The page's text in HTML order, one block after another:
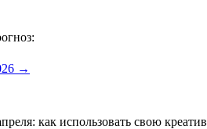
→
как использовать свою